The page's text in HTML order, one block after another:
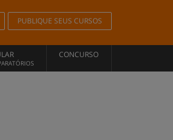
PUBLIQUE SEUS CURSOS
CONCURSO